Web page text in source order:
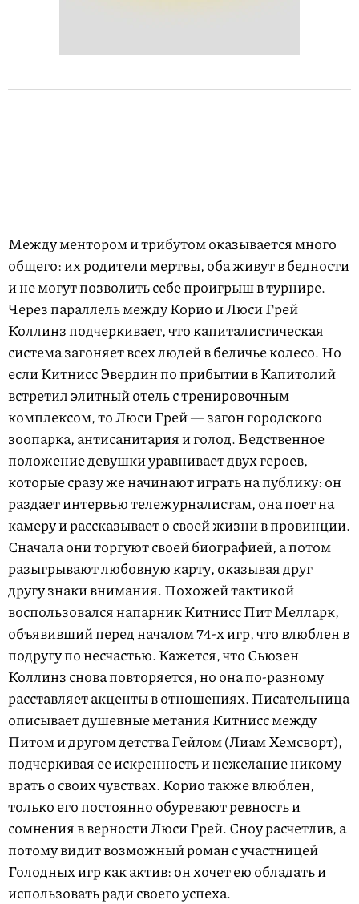
Между ментором и трибутом оказывается много
общего: их родители мертвы, оба живут в бедности
и не могут позволить себе проигрыш в турнире.
Через параллель между Корио и Люси Грей
Коллинз подчеркивает, что капиталистическая
система загоняет всех людей в беличье колесо. Но
если Китнисс Эвердин по прибытии в Капитолий
встретил элитный отель с тренировочным
комплексом, то Люси Грей — загон городского
зоопарка, антисанитария и голод. Бедственное
положение девушки уравнивает двух героев,
которые сразу же начинают играть на публику: он
раздает интервью тележурналистам, она поет на
камеру и рассказывает о своей жизни в провинции.
Сначала они торгуют своей биографией, а потом
разыгрывают любовную карту, оказывая друг
другу знаки внимания. Похожей тактикой
воспользовался напарник Китнисс Пит Мелларк,
объявивший перед началом 74-х игр, что влюблен в
подругу по несчастью. Кажется, что Сьюзен
Коллинз снова повторяется, но она по-разному
расставляет акценты в отношениях. Писательница
описывает душевные метания Китнисс между
Питом и другом детства Гейлом (Лиам Хемсворт),
подчеркивая ее искренность и нежелание никому
врать о своих чувствах. Корио также влюблен,
только его постоянно обуревают ревность и
сомнения в верности Люси Грей. Сноу расчетлив, а
потому видит возможный роман с участницей
Голодных игр как актив: он хочет ею обладать и
использовать ради своего успеха.